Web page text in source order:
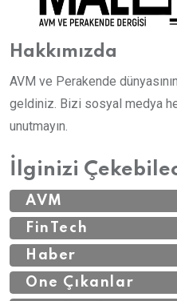
Hakkımızda
AVM ve Perakende
geldiniz. Bizi sosyal medya
unutmayın.
İlginizi
AVM
FinTech
Haber
Öne Çıkanlar